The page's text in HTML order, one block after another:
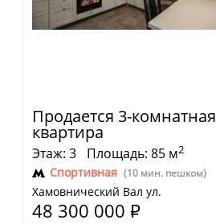
Продается 3-комнатная
квартира
Этаж: 3 Площадь: 85 м2
Спортивная (10 мин. пешком)
Хамовнический Вал ул.
48 300 000 Р